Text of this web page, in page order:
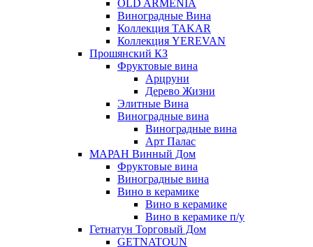
OLD ARMENIA
Виноградные Вина
Коллекция TAKAR
Коллекция YEREVAN
Прошянский КЗ
Фруктовые вина
Арцруни
Дерево Жизни
Элитные Вина
Виноградные вина
Виноградные вина
Арт Палас
МАРАН Винный Дом
Фруктовые вина
Виноградные вина
Вино в керамике
Вино в керамике
Вино в керамике п/у
Гетнатун Торговый Дом
GETNATOUN